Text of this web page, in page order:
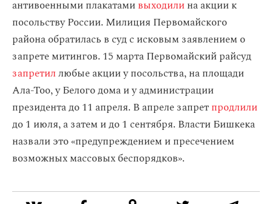
антивоенными плакатамивыходилина акции к
посольству России. Милиция Первомайского
района обратилась в суд с исковым заявлением о
запрете митингов. 15 марта Первомайский райсуд
запретиллюбые акции у посольства, на площади
Ала-Тоо, у Белого дома и у администрации
президента до 11 апреля. В апреле запретпродлили
до 1 июля, а затем и до 1 сентября. Власти Бишкека
назвали это «предупреждением и пресечением
возможных массовых беспорядков».